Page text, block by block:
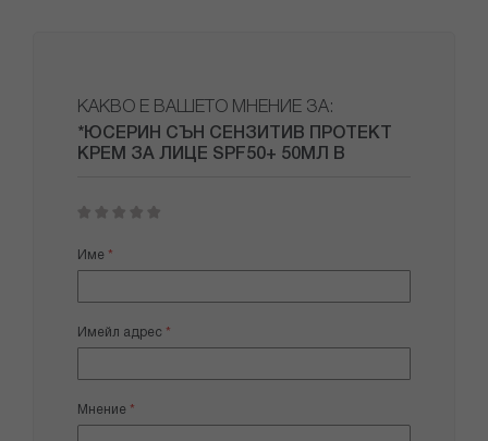
КАКВО Е ВАШЕТО МНЕНИЕ ЗА:
*ЮСЕРИН СЪН СЕНЗИТИВ ПРОТЕКТ
КРЕМ ЗА ЛИЦЕ SPF50+ 50МЛ В
star
stars
stars
stars
stars
Име
Имейл адрес
Мнение